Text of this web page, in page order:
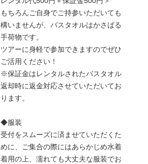
もちろんご自身でご持参いただいても
構いませんが、バスタオルはかさばる
手荷物です。
ツアーに身軽で参加できますのでぜひ
ご活用ください！
※保証金はレンタルされたバスタオル
返却時に返金対応させていただいてお
ります。
◆服装
受付をスムーズに済ませていただくた
めに、ご集合の際にはあらかじめ水着
着用の上、濡れても大丈夫な服装でお